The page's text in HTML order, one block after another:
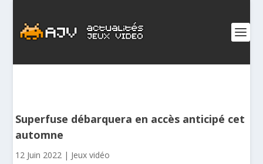
Superfuse débarquera en accès anticipé cet
automne
12 Juin 2022 | Jeux vidéo